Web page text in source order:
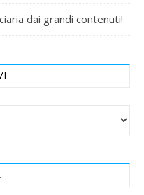
dai grandi contenuti!